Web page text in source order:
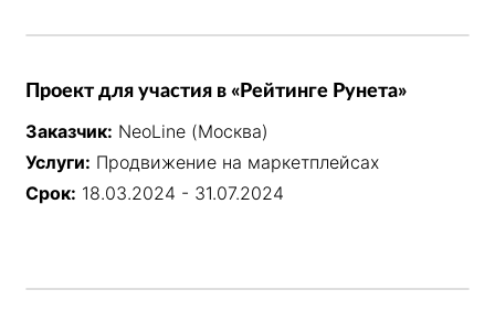
Проект для участия в «Рейтинге Рунета»
Заказчик: NeoLine (Москва)
Услуги: Продвижение на маркетплейсах
Срок: 18.03.2024 - 31.07.2024